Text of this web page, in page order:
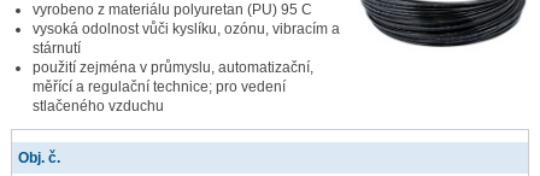
vyrobeno z materiálu polyuretan (PU) 95 C
vysoká odolnost vůči kyslíku, ozónu, vibracím a
stárnutí
použití zejména v průmyslu, automatizační,
měřící a regulační technice; pro vedení
stlačeného vzduchu
Obj. č.